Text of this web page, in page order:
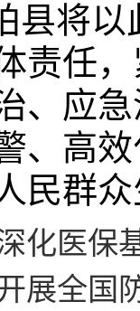
县将
责任
、应
、高
民群
化医保
展全国